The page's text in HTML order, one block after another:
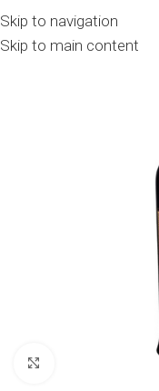
Skip to navigation
Skip to main content